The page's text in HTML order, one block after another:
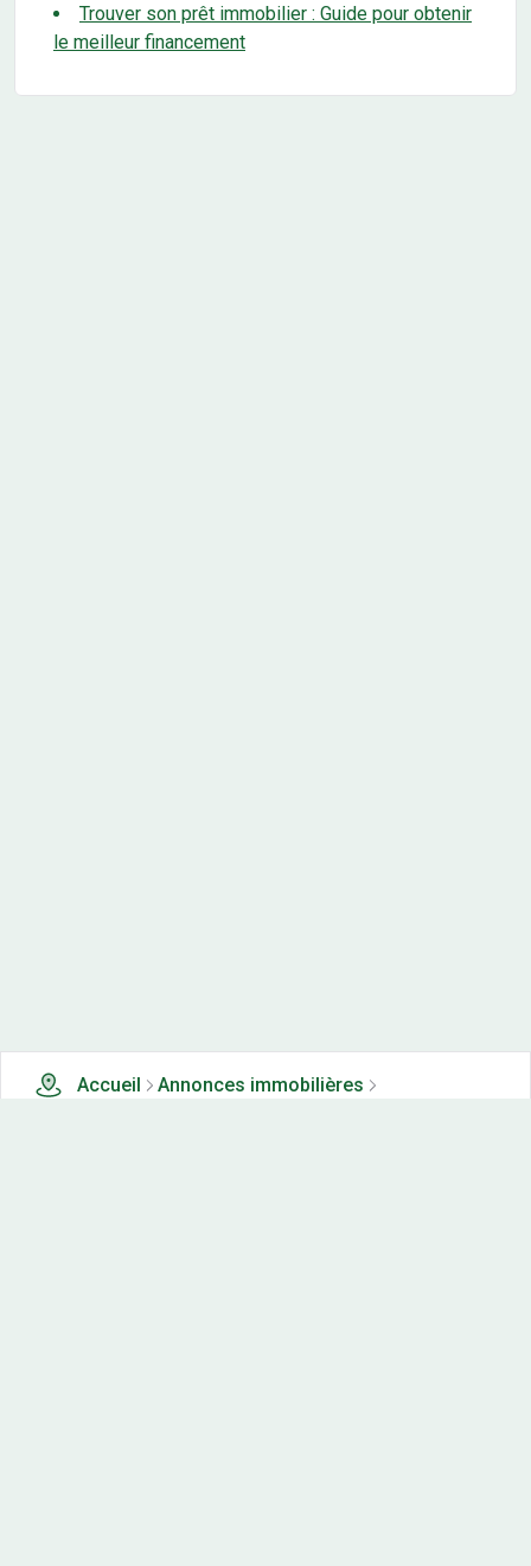
Trouver son prêt immobilier : Guide pour obtenir
le meilleur financement
Accueil
Annonces immobilières